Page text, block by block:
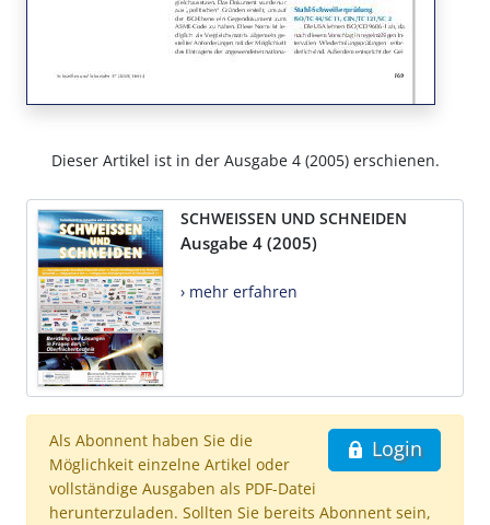
Dieser Artikel ist in der Ausgabe 4 (2005) erschienen.
SCHWEISSEN UND SCHNEIDEN
Ausgabe 4 (2005)
› mehr erfahren
Login
Als Abonnent haben Sie die
Möglichkeit einzelne Artikel oder
vollständige Ausgaben als PDF-Datei
herunterzuladen. Sollten Sie bereits Abonnent sein,